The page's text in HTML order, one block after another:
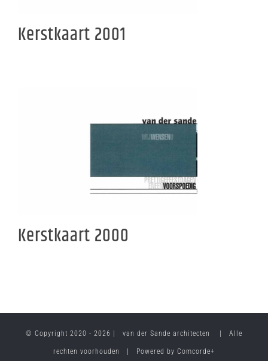
Kerstkaart 2001
Kerstkaart 2000
© Copyright 2020 - 2026 | van der Sande architecten | Alle
rechten voorhouden | Powered by Comcorde+